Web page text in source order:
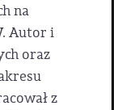
na
Autor i
oraz
z